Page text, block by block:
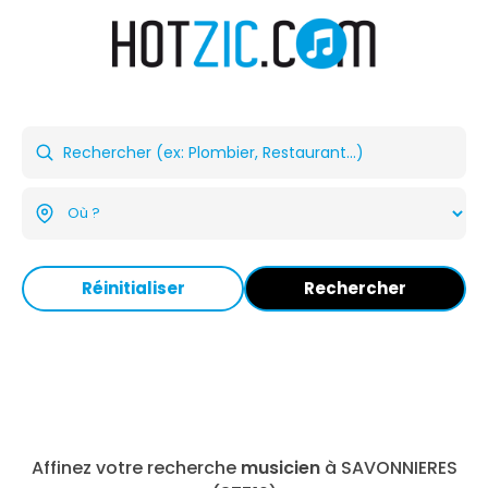
Réinitialiser Rechercher
Affinez votre recherche musicienà SAVONNIERES